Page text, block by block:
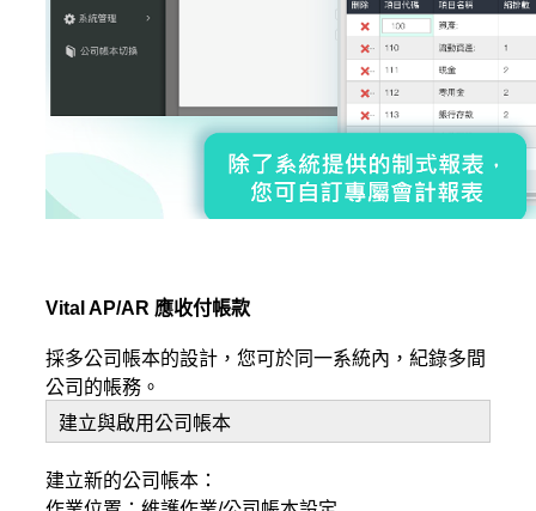
Vital AP/AR 應收付帳款
採多公司帳本的設計，您可於同一系統內，紀錄多間
公司的帳務。
建立與啟用公司帳本
建立新的公司帳本：